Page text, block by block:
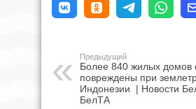
Предыдущий
Более 840 жилых домов
повреждены при
Индонезии | Новости
БелТА